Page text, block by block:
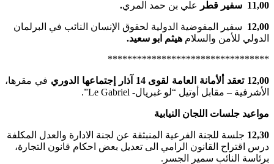
11,00 سفير قطر علي بن حمد المري.
12,00 سفير المفوضية الدولية لحقوق الإنسان النائب في البرلمان
الدولي للأمن والسلام هيثم ابو سعيد.
*********************************
12,00 تعقد ألأمانة العامة لقوى 14 آذار إجتماعها الدوري
في مقرها،
الأشرفية – مقابل أوتيل “لو غبريال- Le Gabriel”.
مواعيد جلسات اللجان النيابية
12,30 جلسة للجنة الفرعية المنبثقة عن لجنة الادارة والعدل المكلفة
درس اقتراح القانون الرامي الى تعديل بعض احكام قانون التجارة،
برئاسة النائب سمير الجسر.